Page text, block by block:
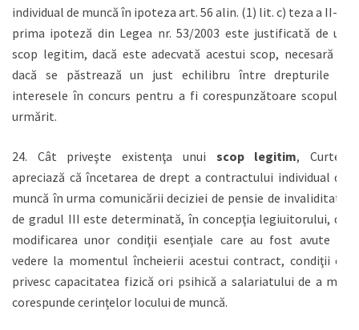
individual de muncă în ipoteza art. 56 alin. (1) lit. c) teza a II-a,
prima ipoteză din Legea nr. 53/2003 este justificată de un
scop legitim, dacă este adecvată acestui scop, necesară şi
dacă se păstrează un just echilibru între drepturile şi
interesele în concurs pentru a fi corespunzătoare scopului
urmărit.
24. Cât priveşte existenţa unui scop legitim, Curtea
apreciază că încetarea de drept a contractului individual de
muncă în urma comunicării deciziei de pensie de invaliditate
de gradul III este determinată, în concepţia legiuitorului, de
modificarea unor condiţii esenţiale care au fost avute în
vedere la momentul încheierii acestui contract, condiţii ce
privesc capacitatea fizică ori psihică a salariatului de a mai
corespunde cerinţelor locului de muncă.